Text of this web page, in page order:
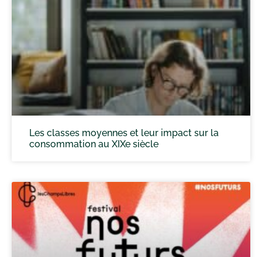
Les classes moyennes et leur impact sur la
consommation au XIXe siècle